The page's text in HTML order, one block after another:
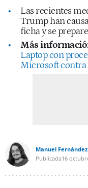
Las recientes
Trump han
ficha y se
Más
Laptop con
Microsoft contra
Manuel Fernández
Publicada16